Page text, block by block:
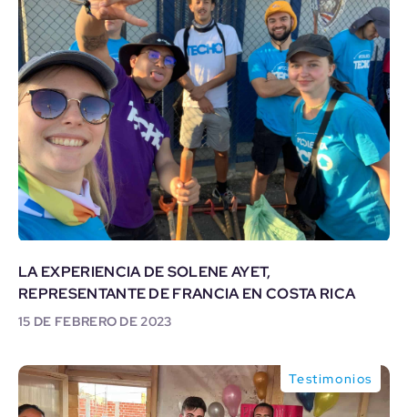
LA EXPERIENCIA DE SOLENE AYET,
REPRESENTANTE DE FRANCIA EN COSTA RICA
15 DE FEBRERO DE 2023
Testimonios